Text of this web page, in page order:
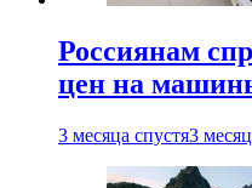
Россиянам
цен на
3 месяца спустя3